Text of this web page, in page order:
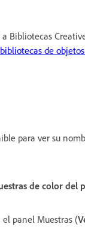
Bibliotecas
de
para ver su
de color del
el panel Muestras (